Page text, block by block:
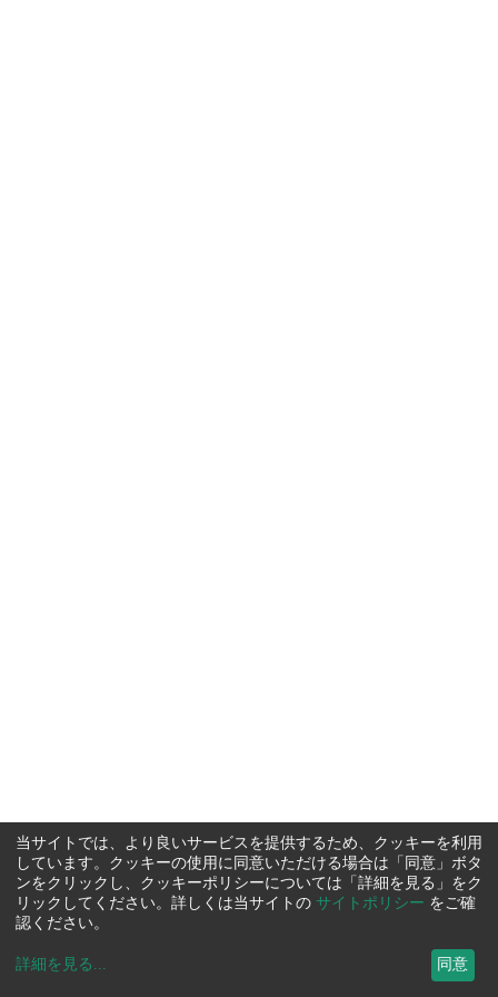
当サイトでは、より良いサービスを提供するため、クッキーを利用
しています。クッキーの使用に同意いただける場合は「同意」ボタ
ンをクリックし、クッキーポリシーについては「詳細を見る」をク
リックしてください。詳しくは当サイトの サイトポリシー をご確
認ください。
詳細を見る ... 同意